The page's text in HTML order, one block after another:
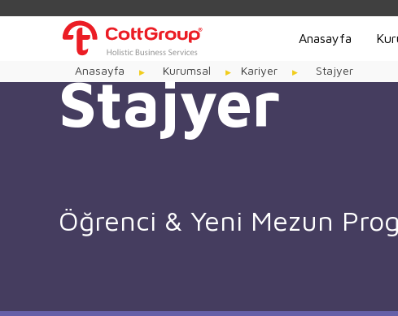
Anasayfa
Anasayfa Kurumsal Kariyer Stajyer
Stajyer
Öğrenci & Yeni Mezun